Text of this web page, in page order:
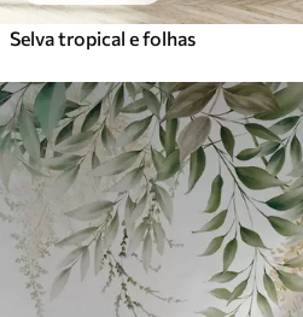
Selva tropical e folhas